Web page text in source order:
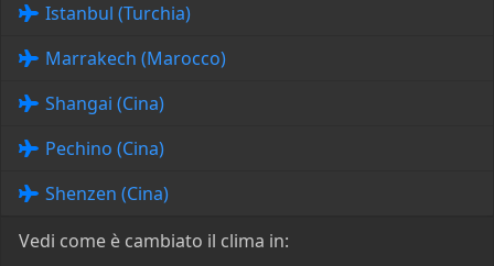
Istanbul (Turchia)
Marrakech (Marocco)
Shangai (Cina)
Pechino (Cina)
Shenzen (Cina)
Vedi come è cambiato il clima in: